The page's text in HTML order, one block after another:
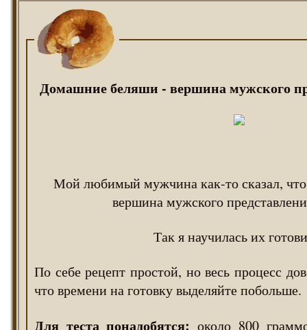
Домашние беляши - вершина мужского
Мой любимый мужчина как-то сказал,
вершина мужского
Так я научилась их
По себе рецепт простой, но весь процесс
что времени на готовку выделяйте побольше.
Для теста понадобятся: около 800